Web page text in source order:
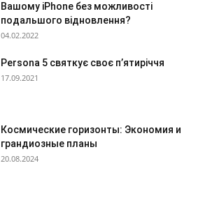
Вашому iPhone без можливості
подальшого відновлення?
04.02.2022
Persona 5 святкує своє п’ятиріччя
17.09.2021
Космические горизонты: Экономия и
грандиозные планы
20.08.2024